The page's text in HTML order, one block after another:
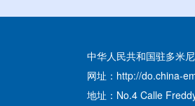
中华人民共和国驻多米
网址：http://do.china-
地址：No.4 Calle